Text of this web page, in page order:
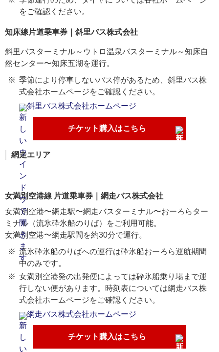
をご確認ください。
知床線片道乗車券｜斜里バス株式会社
斜里バスターミナル～ウトロ温泉バスターミナル～知床自
然センター〜知床五湖を運行。
季節により停車しないバス停があるため、斜里バス株
式会社ホームページをご確認ください。
斜里バス株式会社ホームページ
チケット購入はこちら
網走エリア
女満別空港線 片道乗車券｜網走バス株式会社
女満別空港〜網走駅〜網走バスターミナル〜おーろらター
ミナル（流氷砕氷船のりば）をご利用可能。
女満別空港〜網走駅間を約30分で運行。
流氷砕氷船のりばへの運行は砕氷船おーろら運航期間
中のみです。
女満別空港発の出発便によっては砕氷船乗り場まで運
行しない便があります。時刻表については網走バス株
式会社ホームページをご確認ください。
網走バス株式会社ホームページ
チケット購入はこちら